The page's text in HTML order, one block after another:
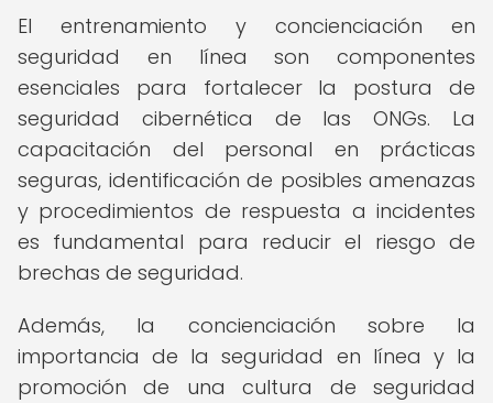
El entrenamiento y concienciación en
seguridad en línea son componentes
esenciales para fortalecer la postura de
seguridad cibernética de las ONGs. La
capacitación del personal en prácticas
seguras, identificación de posibles amenazas
y procedimientos de respuesta a incidentes
es fundamental para reducir el riesgo de
brechas de seguridad.
Además, la concienciación sobre la
importancia de la seguridad en línea y la
promoción de una cultura de seguridad